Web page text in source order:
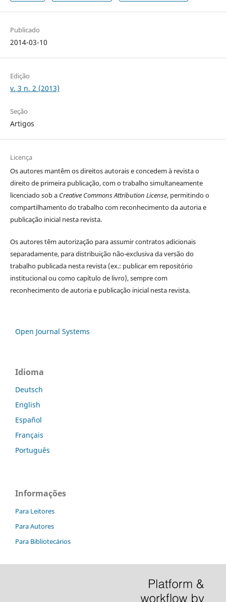
Publicado
2014-03-10
Edição
v. 3 n. 2 (2013)
Seção
Artigos
Licença
Os autores mantêm os direitos autorais e concedem à revista o
direito de primeira publicação, com o trabalho simultaneamente
licenciado sob a Creative Commons Attribution License, permitindo o
compartilhamento do trabalho com reconhecimento da autoria e
publicação inicial nesta revista.
Os autores têm autorização para assumir contratos adicionais
separadamente, para distribuição não-exclusiva da versão do
trabalho publicada nesta revista (ex.: publicar em repositório
institucional ou como capítulo de livro), sempre com
reconhecimento de autoria e publicação inicial nesta revista.
Open Journal Systems
Idioma
Deutsch
English
Español
Français
Português
Informações
Para Leitores
Para Autores
Para Bibliotecários